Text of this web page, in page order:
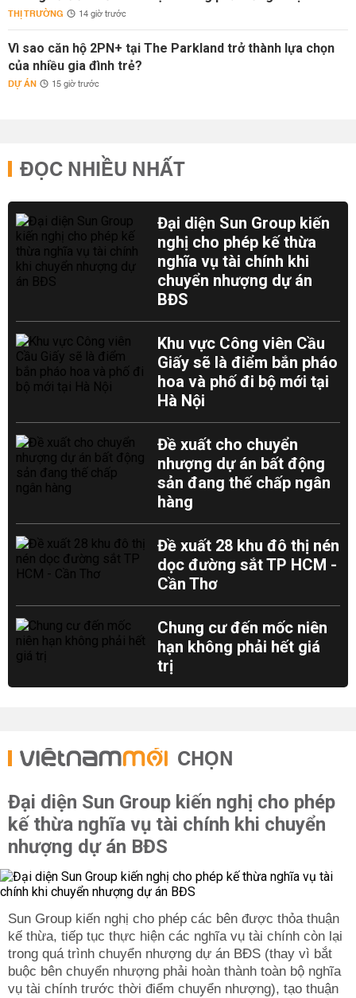
THỊ TRƯỜNG 14 giờ trước
Vì sao căn hộ 2PN+ tại The Parkland trở thành lựa chọn
của nhiều gia đình trẻ?
DỰ ÁN 15 giờ trước
ĐỌC NHIỀU NHẤT
Đại diện Sun Group kiến
nghị cho phép kế thừa
nghĩa vụ tài chính khi
chuyển nhượng dự án
BĐS
Khu vực Công viên Cầu
Giấy sẽ là điểm bắn pháo
hoa và phố đi bộ mới tại
Hà Nội
Đề xuất cho chuyển
nhượng dự án bất động
sản đang thế chấp ngân
hàng
Đề xuất 28 khu đô thị nén
dọc đường sắt TP HCM -
Cần Thơ
Chung cư đến mốc niên
hạn không phải hết giá
trị
CHỌN
Đại diện Sun Group kiến nghị cho phép
kế thừa nghĩa vụ tài chính khi chuyển
nhượng dự án BĐS
Sun Group kiến nghị cho phép các bên được thỏa thuận
kế thừa, tiếp tục thực hiện các nghĩa vụ tài chính còn lại
trong quá trình chuyển nhượng dự án BĐS (thay vì bắt
buộc bên chuyển nhượng phải hoàn thành toàn bộ nghĩa
vụ tài chính trước thời điểm chuyển nhượng), tạo thuận